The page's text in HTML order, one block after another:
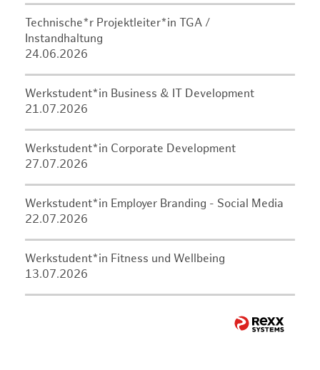
Technische*r Projektleiter*in TGA /
Instandhaltung
24.06.2026
Werkstudent*in Business & IT Development
21.07.2026
Werkstudent*in Corporate Development
27.07.2026
Werkstudent*in Employer Branding - Social Media
22.07.2026
Werkstudent*in Fitness und Wellbeing
13.07.2026